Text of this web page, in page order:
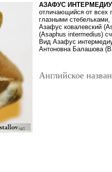
АЗАФУС
отличающийся от всех
глазными стебельками,
Азафус ковалевский
(Asaphus intermedius)
Вид Азафус
Антоновна Балашова
Английское